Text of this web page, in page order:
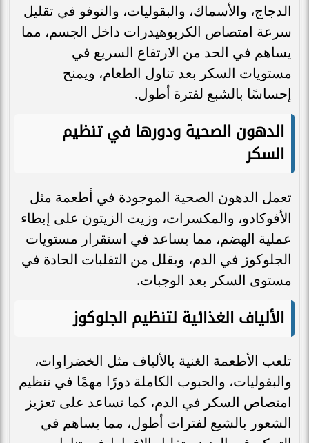
الدجاج، والأسماك، والبقوليات، والتوفو في تقليل
سرعة امتصاص الكربوهيدرات داخل الجسم، مما
يساهم في الحد من الارتفاع السريع في
مستويات السكر بعد تناول الطعام، ويمنح
إحساسًا بالشبع لفترة أطول.
الدهون الصحية ودورها في تنظيم
السكر
تعمل الدهون الصحية الموجودة في أطعمة مثل
الأفوكادو، والمكسرات، وزيت الزيتون على إبطاء
عملية الهضم، مما يساعد في استقرار مستويات
الجلوكوز في الدم، ويقلل من التقلبات الحادة في
مستوى السكر بعد الوجبات.
الألياف الغذائية لتنظيم الجلوكوز
تلعب الأطعمة الغنية بالألياف مثل الخضراوات،
والبقوليات، والحبوب الكاملة دورًا مهمًا في تنظيم
امتصاص السكر في الدم، كما تساعد على تعزيز
الشعور بالشبع لفترات أطول، مما يساهم في